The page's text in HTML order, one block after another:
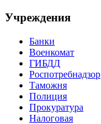
Учреждения
Банки
Военкомат
ГИБДД
Роспотребнадзор
Таможня
Полиция
Прокуратура
Налоговая